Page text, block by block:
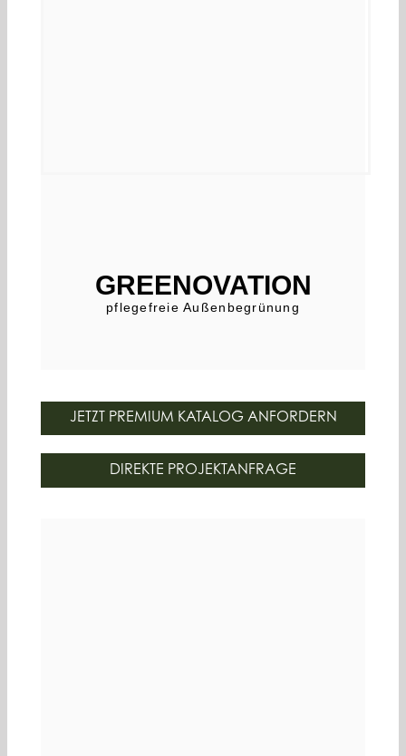
GREENOVATION
pflegefreie Außenbegrünung
JETZT PREMIUM KATALOG ANFORDERN
DIREKTE PROJEKTANFRAGE